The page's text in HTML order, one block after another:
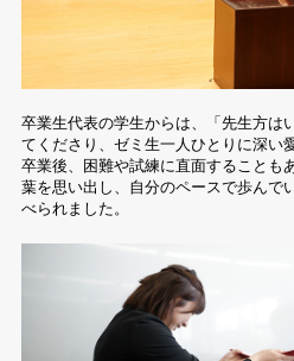
卒業生代表の学生からは、「先生方は
てくださり、ゼミ生一人ひとりに深い
卒業後、困難や試練に直面することも
葉を思い出し、自分のペースで歩んで
べられました。